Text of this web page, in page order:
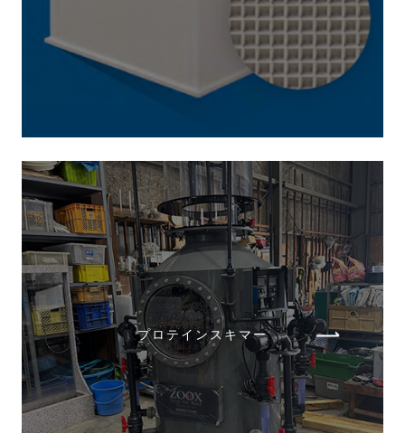
プロテインスキマー